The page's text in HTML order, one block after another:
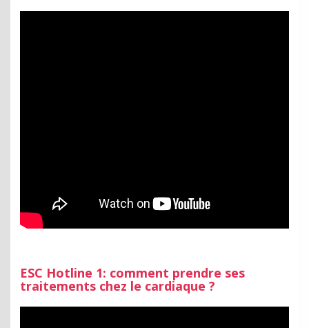
ESC Hotline 1: comment prendre ses
traitements chez le cardiaque ?